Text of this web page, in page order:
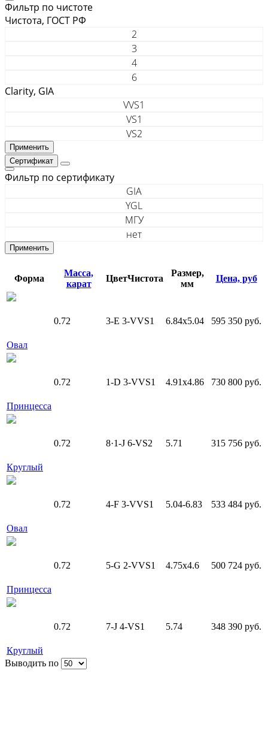
Фильтр по чистоте
Чистота, ГОСТ РФ
2
3
4
6
Clarity, GIA
VVS1
VS1
VS2
Сертификат
Фильтр по сертификату
GIA
YGL
МГУ
нет
Форма
Масса,
карат
ЦветЧистота
Размер,
мм
Цена, руб
Овал
0.72 3-E 3-VVS1 6.84х5.04 595 350 руб.
Принцесса
0.72 1-D 3-VVS1 4.91x4.86 730 800 руб.
Круглый
0.72 8·1-J 6-VS2 5.71 315 756 руб.
Овал
0.72 4-F 3-VVS1 5.04-6.83 533 484 руб.
Принцесса
0.72 5-G 2-VVS1 4.75x4.6 500 724 руб.
Круглый
0.72 7-J 4-VS1 5.74 348 390 руб.
Выводить по